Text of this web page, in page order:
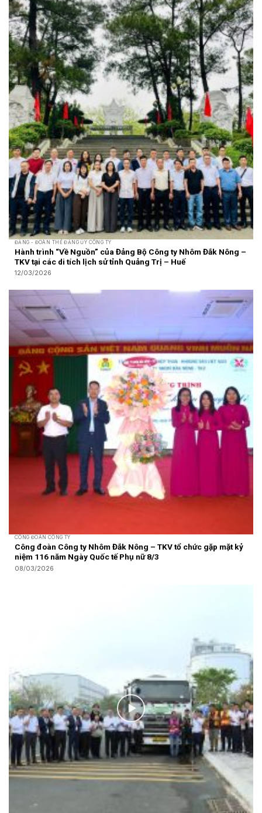
ĐẢNG - ĐOÀN THỂ ĐẢNG ỦY CÔNG TY
Hành trình “Về Nguồn” của Đảng Bộ Công ty Nhôm Đắk Nông –
TKV tại các di tích lịch sử tỉnh Quảng Trị – Huế
12/03/2026
CÔNG ĐOÀN CÔNG TY
Công đoàn Công ty Nhôm Đắk Nông – TKV tổ chức gặp mặt kỷ
niệm 116 năm Ngày Quốc tế Phụ nữ 8/3
08/03/2026